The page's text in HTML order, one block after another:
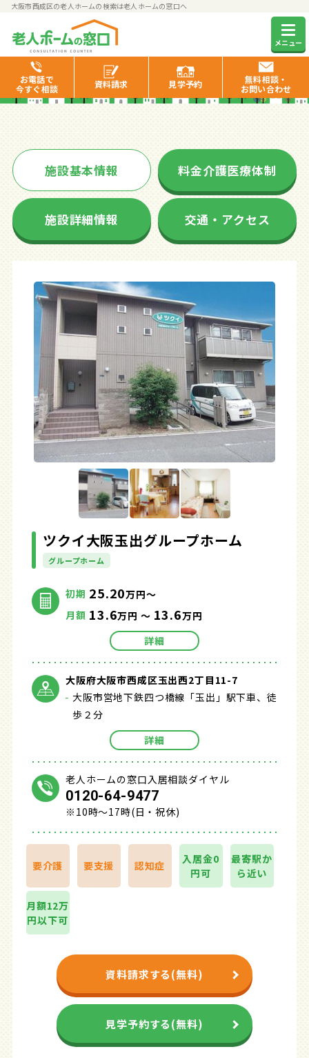
大阪市西成区の老人ホームの検索は老人ホームの窓口へ
メニュー
お電話で
今すぐ相談
資料請求 見学予約
無料相談・
お問い合わせ
ツクイ大阪玉出グループホーム
施設基本情報 料金介護医療体制
施設詳細情報 交通・アクセス
ツクイ大阪玉出グループホーム
グループホーム
初期 25.20万円～
月額 13.6万円 ～ 13.6万円
詳細
大阪府大阪市西成区玉出西2丁目11-7
大阪市営地下鉄四つ橋線「玉出」駅下車、徒
歩２分
詳細
老人ホームの窓口入居相談ダイヤル
0120-64-9477
※10時～17時(日・祝休)
要介護 要支援 認知症
入居金0
円可
最寄駅か
ら近い
月額12万
円以下可
資料請求する(無料)
見学予約する(無料)